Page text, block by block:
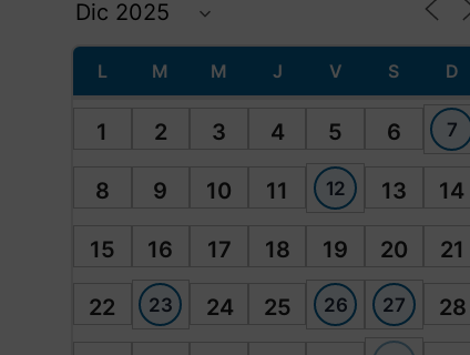
L M M J V S D
1 2 3 4 5 6 7
8 9 10 11 12 13 14
15 16 17 18 19 20 21
22 23 24 25 26 27 28